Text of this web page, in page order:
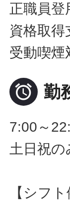
正職員登
資格取得
受動喫煙
 勤
7:00～
土日祝の
【シフト